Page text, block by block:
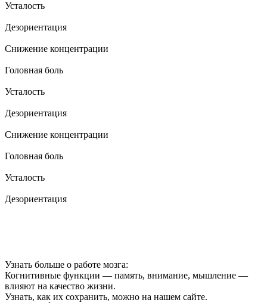
Усталость
Дезориентация
Снижение концентрации
Головная боль
Усталость
Дезориентация
Снижение концентрации
Головная боль
Усталость
Дезориентация
Узнать больше о работе мозга:
Когнитивные функции — память, внимание, мышление —
влияют на качество жизни.
Узнать, как их сохранить, можно на нашем сайте.